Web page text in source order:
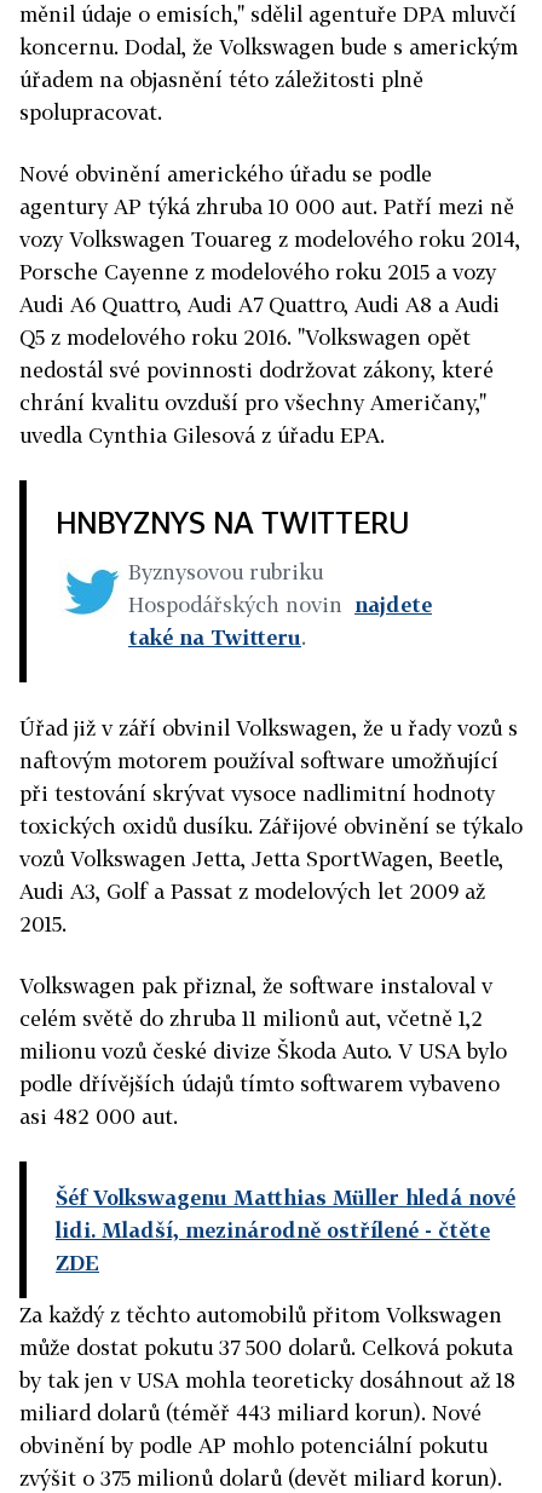
měnil údaje o emisích," sdělil agentuře DPA mluvčí
koncernu. Dodal, že Volkswagen bude s americkým
úřadem na objasnění této záležitosti plně
spolupracovat.
Nové obvinění amerického úřadu se podle
agentury AP týká zhruba 10 000 aut. Patří mezi ně
vozy Volkswagen Touareg z modelového roku 2014,
Porsche Cayenne z modelového roku 2015 a vozy
Audi A6 Quattro, Audi A7 Quattro, Audi A8 a Audi
Q5 z modelového roku 2016. "Volkswagen opět
nedostál své povinnosti dodržovat zákony, které
chrání kvalitu ovzduší pro všechny Američany,"
uvedla Cynthia Gilesová z úřadu EPA.
HNBYZNYS NA TWITTERU
Byznysovou rubriku
Hospodářských novin najdete
také na Twitteru.
Úřad již v září obvinil Volkswagen, že u řady vozů s
naftovým motorem používal software umožňující
při testování skrývat vysoce nadlimitní hodnoty
toxických oxidů dusíku. Zářijové obvinění se týkalo
vozů Volkswagen Jetta, Jetta SportWagen, Beetle,
Audi A3, Golf a Passat z modelových let 2009 až
2015.
Volkswagen pak přiznal, že software instaloval v
celém světě do zhruba 11 milionů aut, včetně 1,2
milionu vozů české divize Škoda Auto. V USA bylo
podle dřívějších údajů tímto softwarem vybaveno
asi 482 000 aut.
Šéf Volkswagenu Matthias Müller hledá nové
lidi. Mladší, mezinárodně ostřílené - čtěte
ZDE
Za každý z těchto automobilů přitom Volkswagen
může dostat pokutu 37 500 dolarů. Celková pokuta
by tak jen v USA mohla teoreticky dosáhnout až 18
miliard dolarů (téměř 443 miliard korun). Nové
obvinění by podle AP mohlo potenciální pokutu
zvýšit o 375 milionů dolarů (devět miliard korun).